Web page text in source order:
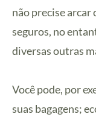
não precise arcar
seguros, no
diversas outras
Você pode, por
suas bagagens;